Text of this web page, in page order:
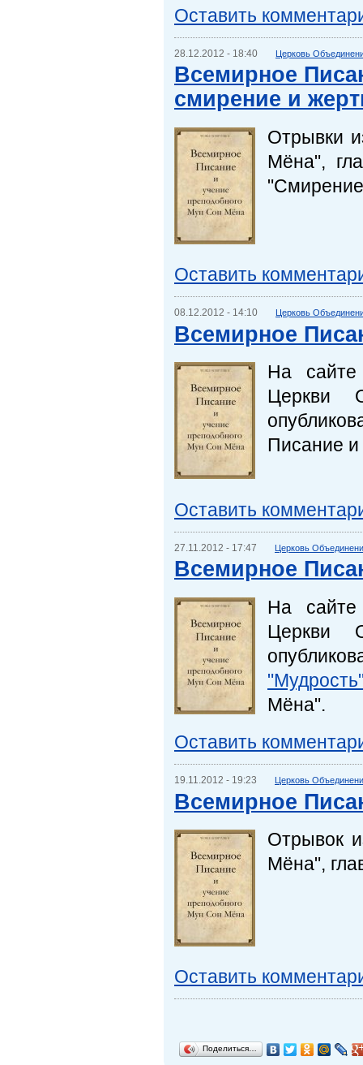
Оставить
28.12.2012 - 18:40 Церковь
Всемирное
смирение и
Отрывки
Мёна",
Оставить
08.12.2012 - 14:10 Церковь
Всемирное
На сайте
Церкви
Писание
Оставить
27.11.2012 - 17:47 Церковь
Всемирное
На сайте
Церкви
Мёна".
Оставить
19.11.2012 - 19:23 Церковь
Всемирное
Отрывок
Мёна",
Оставить
Поделиться…